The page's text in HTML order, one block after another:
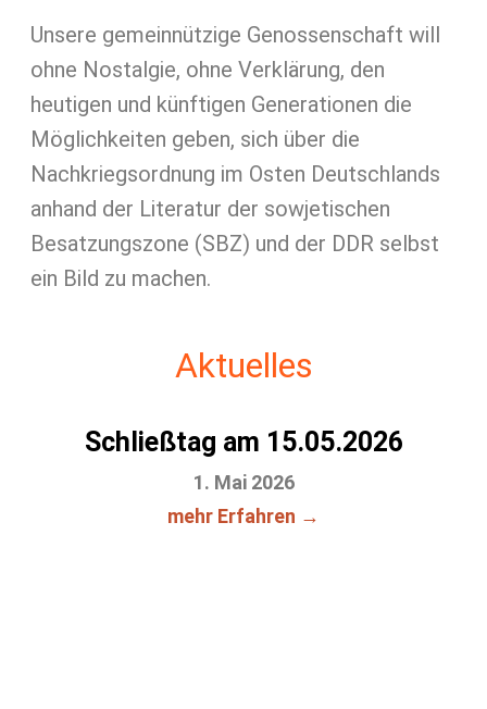
Unsere gemeinnützige Genossenschaft will
ohne Nostalgie, ohne Verklärung, den
heutigen und künftigen Generationen die
Möglichkeiten geben, sich über die
Nachkriegsordnung im Osten Deutschlands
anhand der Literatur der sowjetischen
Besatzungszone (SBZ) und der DDR selbst
ein Bild zu machen.
Aktuelles
Schließtag am 15.05.2026
1. Mai 2026
mehr Erfahren →